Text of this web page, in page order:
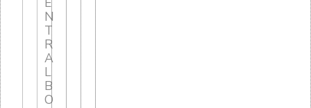
N
T
R
A
L
B
O